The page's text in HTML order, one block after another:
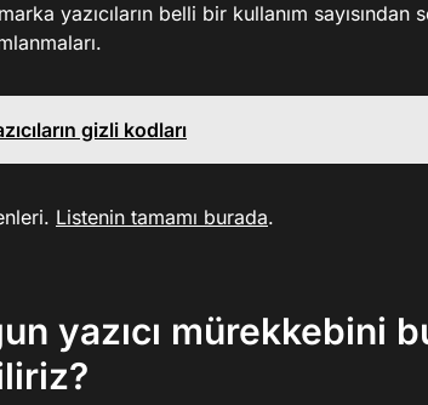
yazıcıların belli bir kullanım sayısından
gizli kodları
Listenin tamamı burada.
yazıcı mürekkebini